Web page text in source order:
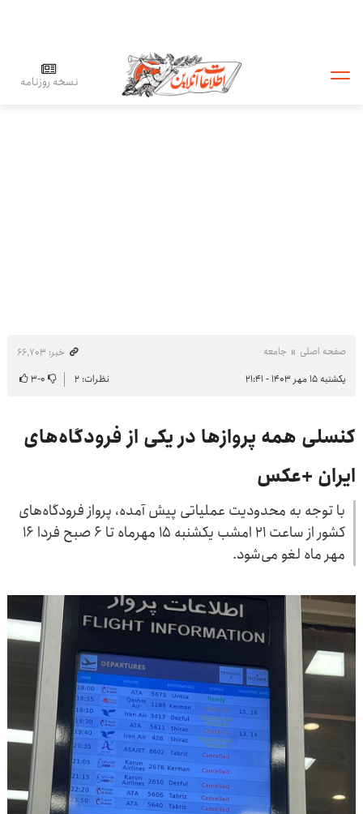
نسخه روزنامه
صفحه اصلی جامعه
خبر: ۶۶٬۷۰۳
یکشنبه ۱۵ مهر ۱۴۰۳ - ۲۱:۴۱
نظرات: ۲ ۰-۳
کنسلی همه پروازها در یکی از فرودگاه‌های
ایران +عکس
با توجه به محدودیت عملیاتی پیش آمده، پرواز فرودگاه‌های
کشور از ساعت ۲۱ امشب یکشنبه ۱۵ مهرماه تا ۶ صبح فردا ۱۶
مهر ماه لغو می‌شود.